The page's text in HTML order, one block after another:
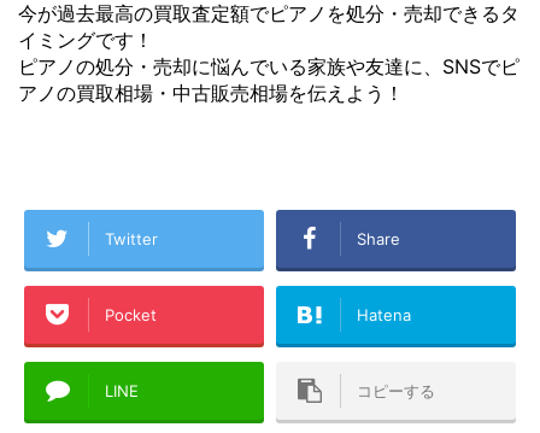
今が過去最高の買取査定額でピアノを処分・売却できるタ
イミングです！
ピアノの処分・売却に悩んでいる家族や友達に、SNSでピ
アノの買取相場・中古販売相場を伝えよう！
Twitter Share
Pocket Hatena
LINE コピーする